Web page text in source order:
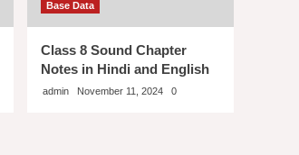
Base Data
Class 8 Sound Chapter
Notes in Hindi and English
admin November 11, 2024 0